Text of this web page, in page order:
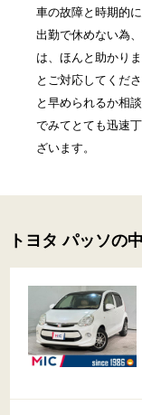
車の故障と時期的
出勤で休めない為
は、ほんと助かり
とご対応してくだ
と早められるか相
でみてとても迅速
ざいます。
トヨタ パッソの